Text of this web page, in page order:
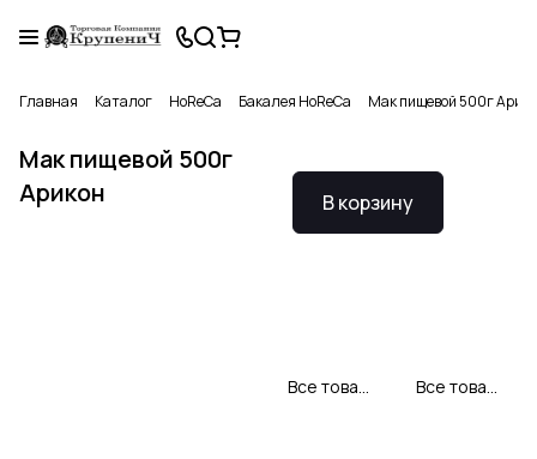
Главная Каталог HoReCa Бакалея HoReCa Мак пищевой 500г
Мак пищевой 500г
Арикон
В корзину
Все товары Арикон Profi Все товары категории